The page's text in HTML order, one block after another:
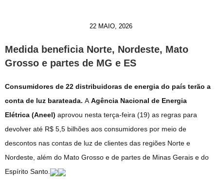
22 MAIO, 2026
Medida beneficia Norte, Nordeste, Mato
Grosso e partes de MG e ES
Consumidores de 22 distribuidoras de energia do país terão a
conta de luz barateada. AAgência Nacional de Energia
Elétrica (Aneel) aprovou nesta terça-feira (19) as regras para
devolver até R$ 5,5 bilhões aos consumidores por meio de
descontos nas contas de luz de clientes das regiões Norte e
Nordeste, além do Mato Grosso e de partes de Minas Gerais e do
Espírito Santo.